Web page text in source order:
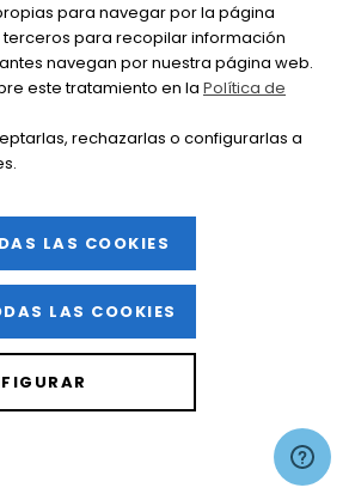
al Piamonte en la segunda
para navegar por la página
para recopilar información
navegan por nuestra página web.
este tratamiento en la Política de
rechazarlas o configurarlas a
LAS COOKIES
LAS COOKIES